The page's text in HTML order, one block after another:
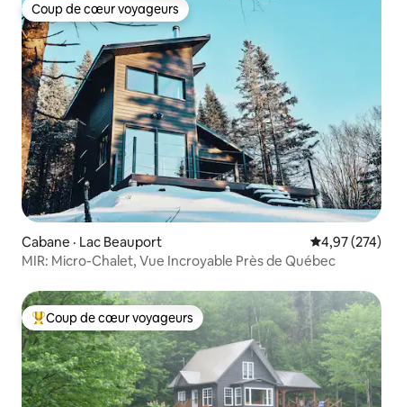
Coup de cœur voyageurs
Coup de cœur voyageurs
Cabane · Lac Beauport Note
4,97 (274)
MIR: Micro-Chalet, Vue Incroyable Près de Québec
Coup de cœur voyageurs parmi les plus aimés
Coup de cœur voyageurs